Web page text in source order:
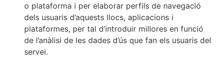
o plataforma i per elaborar perfils de navegació
dels usuaris d’aquests llocs, aplicacions i
plataformes, per tal d’introduir millores en funció
de l’anàlisi de les dades d’ús que fan els usuaris del
servei.